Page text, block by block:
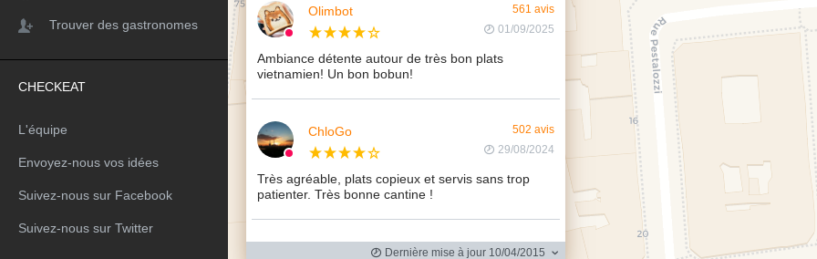
Trouver des gastronomes
CHECKEAT
L'équipe
Envoyez-nous vos idées
Suivez-nous sur Facebook
Suivez-nous sur Twitter
Olimbot
561 avis
01/09/2025
Ambiance détente autour de très bon plats
vietnamien! Un bon bobun!
ChloGo
502 avis
29/08/2024
Très agréable, plats copieux et servis sans trop
patienter. Très bonne cantine !
Dernière mise à jour 10/04/2015